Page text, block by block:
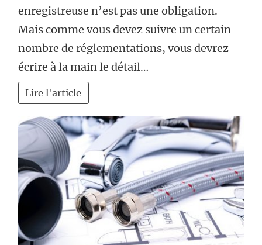
enregistreuse n’est pas une obligation.
Mais comme vous devez suivre un certain
nombre de réglementations, vous devrez
écrire à la main le détail…
Lire l'article